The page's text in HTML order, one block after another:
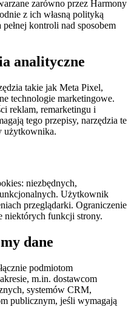
zarówno przez Harmony
z ich własną polityką
kontroli nad sposobem
analityczne
takie jak Meta Pixel,
technologie marketingowe.
reklam, remarketingu i
tego przepisy, narzędzia te
użytkownika.
niezbędnych,
Użytkownik
przeglądarki. Ograniczenie
niektórych funkcji strony.
dane
podmiotom
m.in. dostawcom
systemów CRM,
publicznym, jeśli wymagają